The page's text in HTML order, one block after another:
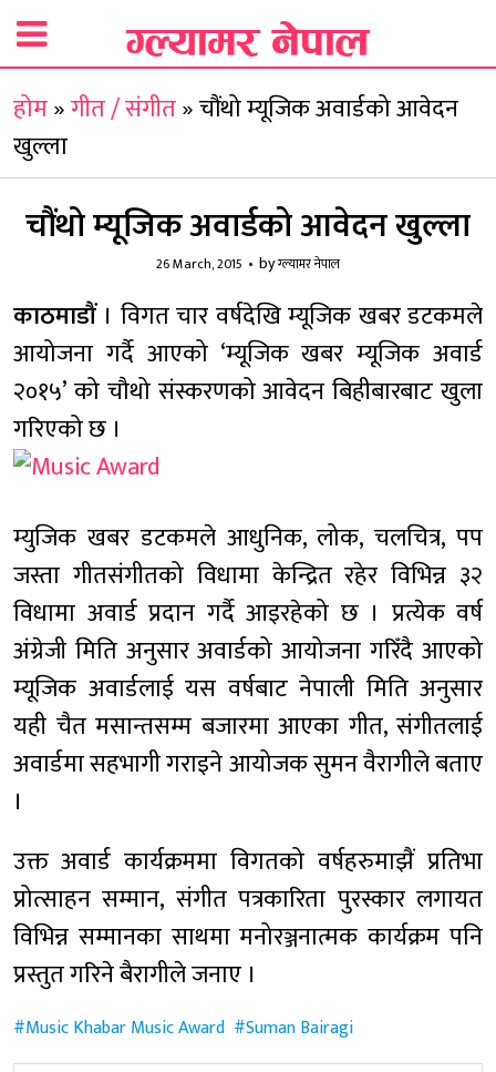
होम»गीत / संगीत»चौंथो म्यूजिक अवार्डको आवेदन
खुल्ला
चौंथो म्यूजिक अवार्डको आवेदन खुल्ला
26 March, 2015 byग्ल्यामर नेपाल
काठमाडौं। विगत चार वर्षदेखि म्यूजिक खबर डटकमले
आयोजना गर्दै आएको ‘म्यूजिक खबर म्यूजिक अवार्ड
२०१५’ को चौथो संस्करणको आवेदन बिहीबारबाट खुला
गरिएको छ ।
म्युजिक खबर डटकमले आधुनिक, लोक, चलचित्र, पप
जस्ता गीतसंगीतको विधामा केन्द्रित रहेर विभिन्न ३२
विधामा अवार्ड प्रदान गर्दै आइरहेको छ । प्रत्येक वर्ष
अंग्रेजी मिति अनुसार अवार्डको आयोजना गरिँदै आएको
म्यूजिक अवार्डलाई यस वर्षबाट नेपाली मिति अनुसार
यही चैत मसान्तसम्म बजारमा आएका गीत, संगीतलाई
अवार्डमा सहभागी गराइने आयोजक सुमन वैरागीले बताए
।
उक्त अवार्ड कार्यक्रममा विगतको वर्षहरुमाझैं प्रतिभा
प्रोत्साहन सम्मान, संगीत पत्रकारिता पुरस्कार लगायत
विभिन्न सम्मानका साथमा मनोरञ्जनात्मक कार्यक्रम पनि
प्रस्तुत गरिने बैरागीले जनाए ।
Music Khabar Music Award Suman Bairagi